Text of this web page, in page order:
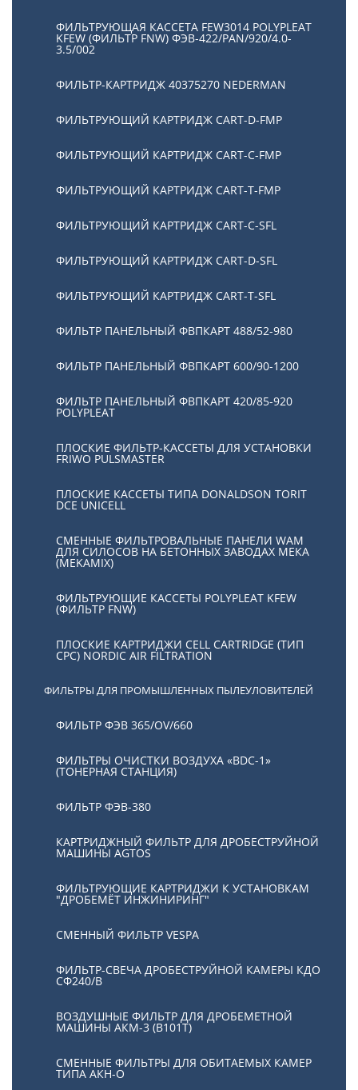
ФИЛЬТРУЮЩАЯ КАССЕТА FEW3014 POLYPLEAT
KFEW (ФИЛЬТР FNW) ФЭВ-422/PAN/920/4.0-
3.5/002
ФИЛЬТР-КАРТРИДЖ 40375270 NEDERMAN
ФИЛЬТРУЮЩИЙ КАРТРИДЖ CART-D-FMP
ФИЛЬТРУЮЩИЙ КАРТРИДЖ CART-С-FMP
ФИЛЬТРУЮЩИЙ КАРТРИДЖ CART-Т-FMP
ФИЛЬТРУЮЩИЙ КАРТРИДЖ CART-C-SFL
ФИЛЬТРУЮЩИЙ КАРТРИДЖ CART-D-SFL
ФИЛЬТРУЮЩИЙ КАРТРИДЖ CART-T-SFL
ФИЛЬТР ПАНЕЛЬНЫЙ ФВПКАРТ 488/52-980
ФИЛЬТР ПАНЕЛЬНЫЙ ФВПКАРТ 600/90-1200
ФИЛЬТР ПАНЕЛЬНЫЙ ФВПКАРТ 420/85-920
POLYPLEAT
ПЛОСКИЕ ФИЛЬТР-КАССЕТЫ ДЛЯ УСТАНОВКИ
FRIWO PULSMASTER
ПЛОСКИЕ КАССЕТЫ ТИПА DONALDSON TORIT
DCE UNICELL
СМЕННЫЕ ФИЛЬТРОВАЛЬНЫЕ ПАНЕЛИ WAM
ДЛЯ СИЛОСОВ НА БЕТОННЫХ ЗАВОДАХ МЕКА
(MEKAMIX)
ФИЛЬТРУЮЩИЕ КАССЕТЫ POLYPLEAT KFEW
(ФИЛЬТР FNW)
ПЛОСКИЕ КАРТРИДЖИ CELL CARTRIDGE (ТИП
СРС) NORDIC AIR FILTRATION
ФИЛЬТРЫ ДЛЯ ПРОМЫШЛЕННЫХ ПЫЛЕУЛОВИТЕЛЕЙ
ФИЛЬТР ФЭВ 365/OV/660
ФИЛЬТРЫ ОЧИСТКИ ВОЗДУХА «BDC-1»
(ТОНЕРНАЯ СТАНЦИЯ)
ФИЛЬТР ФЭВ-380
КАРТРИДЖНЫЙ ФИЛЬТР ДЛЯ ДРОБЕСТРУЙНОЙ
МАШИНЫ AGTOS
ФИЛЬТРУЮЩИЕ КАРТРИДЖИ К УСТАНОВКАМ
"ДРОБЕМЁТ ИНЖИНИРИНГ"
СМЕННЫЙ ФИЛЬТР VESPA
ФИЛЬТР-СВЕЧА ДРОБЕСТРУЙНОЙ КАМЕРЫ КДО
СФ240/В
ВОЗДУШНЫЕ ФИЛЬТР ДЛЯ ДРОБЕМЕТНОЙ
МАШИНЫ АКМ-3 (В101Т)
СМЕННЫЕ ФИЛЬТРЫ ДЛЯ ОБИТАЕМЫХ КАМЕР
ТИПА АКН-О